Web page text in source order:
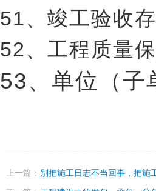
51、竣工验收
52、工程质量
53、单位（子
上一篇： 别把施工日志不当回事，把施